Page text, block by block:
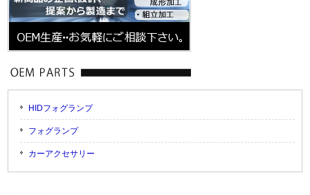
HIDフォグランプ
フォグランプ
カーアクセサリー